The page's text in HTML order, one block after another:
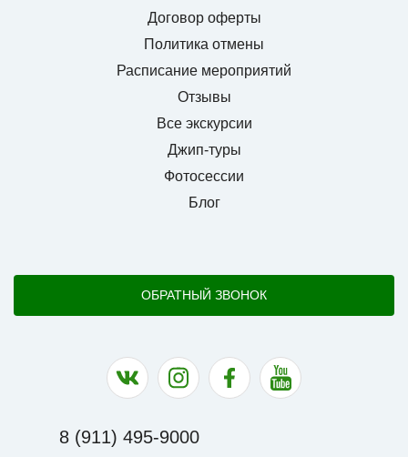
Договор оферты
Политика отмены
Расписание мероприятий
Отзывы
Все экскурсии
Джип-туры
Фотосессии
Блог
ОБРАТНЫЙ ЗВОНОК
Наша группа в ВКНаша страница в Instagram
Наша группа в Facebook
Наш канал на
8 (911) 495-9000